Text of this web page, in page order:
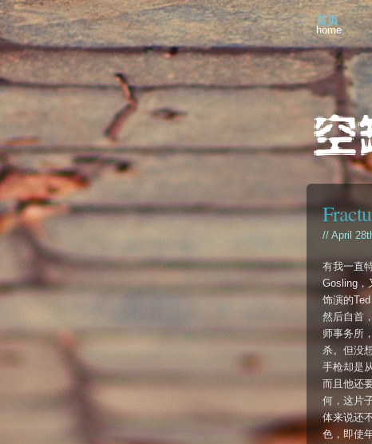
首页
home
// April
有我一直
Gosling，
饰演的
然后自首
师事务所
杀。但没
手枪却是
而且他还
何，这片
体来说还
色，即使